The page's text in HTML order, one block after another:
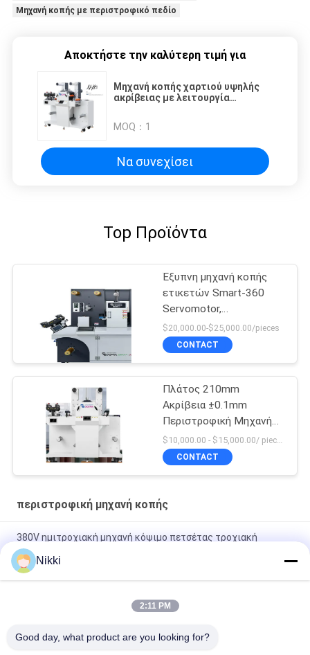
Μηχανή κοπής με περιστροφικό πεδίο
Αποκτήστε την καλύτερη τιμή για
Μηχανή κοπής χαρτιού υψηλής
ακρίβειας με λειτουργία
MOQ： 1
Να συνεχίσει
Top Προϊόντα
Έξυπνη μηχανή κοπής
ετικετών Smart-360
Servomotor,
ημιαυτόματη ή πλήρως
περιστροφική κοπή
$20,000.00-$25,000.00/pieces
CONTACT
Πλάτος 210mm
Ακρίβεια ±0.1mm
Περιστροφική Μηχανή
Κοπής
$10,000.00 - $15,000.00/ piece MOQ:1
CONTACT
περιστροφική μηχανή κοπής
380V ημιτροχιακή μηχανή κόψιμο πετσέτας τροχιακή
αυτόματη μηχανή κοπής πετσέτας
Ενίσχυρη μηχανή κοπής 3 φάσης 380V/18A
Μηχανή πλήρους/μισού περιστρεφόμενης κοπής με πετσέτα
μεγέθους
Nikki
2:11 PM
Good day, what product are you looking for?